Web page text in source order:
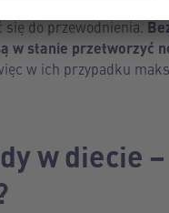
dla organizmu,
się do przewodnienia.
w stanie przetworzyć
w ich przypadku
w diecie